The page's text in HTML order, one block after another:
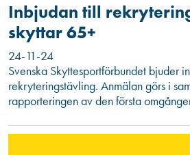
Inbjudan till
skyttar 65+
24-11-24
Svenska Skyttesportförbundet bjuder
rekryteringstävling. Anmälan görs i
rapporteringen av den första